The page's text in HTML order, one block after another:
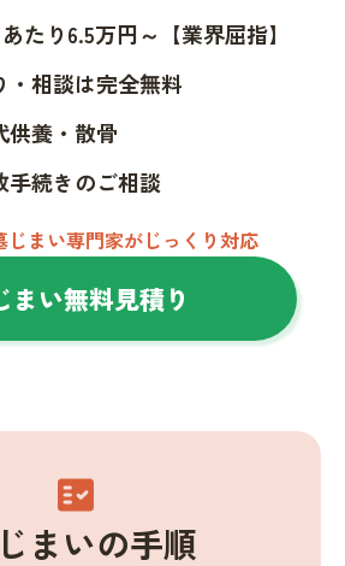
たり6.5万円～【業界屈指】
・相談は完全無料
供養・散骨
手続きのご相談
じまい専門家がじっくり対応
まい無料見積り
fact_check
まいの手順